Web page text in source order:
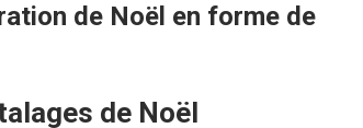
de Noël en forme de
de Noël